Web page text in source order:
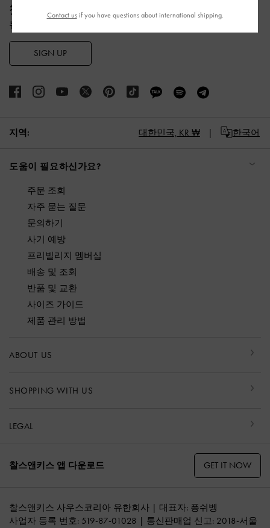
첫 구매 10% 할인 혜택
뉴스레터 구독과 계정 생성 시 적용됩니다.
SIGN UP
지역: 대한민국, KR ₩ 한국어
도움이 필요하신가요?
주문 조회
자주 묻는 질문
문의하기
사기 예방
프리빌리지 멤버십
배송 및 조회
반품 및 교환
사이즈 가이드
제품 관리 방법
ABOUT US
SHOPPING WITH US
LEGAL
찰스앤키스 앱 다운로드 GET IT NOW
찰스앤키스 사우스코리아 유한회사 | 대표자: 퐁쉬벵
사업자 등록 번호: 519-87-01028 | 통신판매업 신고: 2018-서울
Contact usif you have questions about international shipping.